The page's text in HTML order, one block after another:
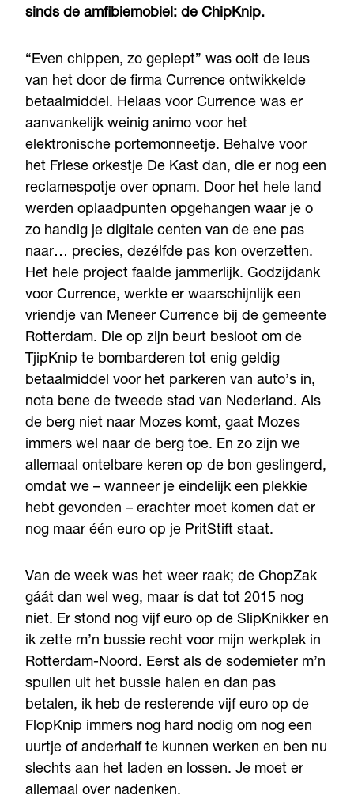
sinds de amfibiemobiel: de ChipKnip.
“Even chippen, zo gepiept” was ooit de leus
van het door de firma Currence ontwikkelde
betaalmiddel. Helaas voor Currence was er
aanvankelijk weinig animo voor het
elektronische portemonneetje. Behalve voor
het Friese orkestje De Kast dan, die er nog een
reclamespotje over opnam. Door het hele land
werden oplaadpunten opgehangen waar je o
zo handig je digitale centen van de ene pas
naar… precies, dezélfde pas kon overzetten.
Het hele project faalde jammerlijk. Godzijdank
voor Currence, werkte er waarschijnlijk een
vriendje van Meneer Currence bij de gemeente
Rotterdam. Die op zijn beurt besloot om de
TjipKnip te bombarderen tot enig geldig
betaalmiddel voor het parkeren van auto’s in,
nota bene de tweede stad van Nederland. Als
de berg niet naar Mozes komt, gaat Mozes
immers wel naar de berg toe. En zo zijn we
allemaal ontelbare keren op de bon geslingerd,
omdat we – wanneer je eindelijk een plekkie
hebt gevonden – erachter moet komen dat er
nog maar één euro op je PritStift staat.
Van de week was het weer raak; de ChopZak
gáát dan wel weg, maar ís dat tot 2015 nog
niet. Er stond nog vijf euro op de SlipKnikker en
ik zette m’n bussie recht voor mijn werkplek in
Rotterdam-Noord. Eerst als de sodemieter m’n
spullen uit het bussie halen en dan pas
betalen, ik heb de resterende vijf euro op de
FlopKnip immers nog hard nodig om nog een
uurtje of anderhalf te kunnen werken en ben nu
slechts aan het laden en lossen. Je moet er
allemaal over nadenken.